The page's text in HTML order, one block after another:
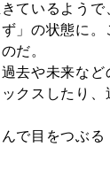
ているよう
」の状態に
だ。
去や未来など
クスしたり、
で目をつぶる